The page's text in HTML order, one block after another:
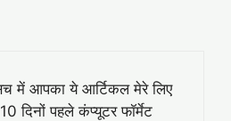
में आपका ये आर्टिकल मेरे लिए
दिनों पहले कंप्यूटर फॉर्मेट